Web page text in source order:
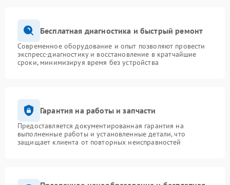
Бесплатная диагностика и быстрый ремонт
Современное оборудование и опыт позволяют провести
экспресс-диагностику и восстановление в кратчайшие
сроки, минимизируя время без устройства
Гарантия на работы и запчасти
Предоставляется документированная гарантия на
выполненные работы и установленные детали, что
защищает клиента от повторных неисправностей